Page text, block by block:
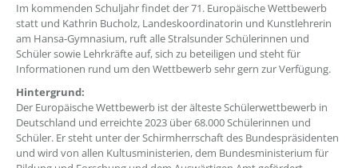
Im kommenden Schuljahr findet der 71. Europäische Wettbewerb
statt und Kathrin Bucholz, Landeskoordinatorin und Kunstlehrerin
am Hansa-Gymnasium, ruft alle Stralsunder Schülerinnen und
Schüler sowie Lehrkräfte auf, sich zu beteiligen und steht für
Informationen rund um den Wettbewerb sehr gern zur Verfügung.
Hintergrund:
Der Europäische Wettbewerb ist der älteste Schülerwettbewerb in
Deutschland und erreichte 2023 über 68.000 Schülerinnen und
Schüler. Er steht unter der Schirmherrschaft des Bundespräsidenten
und wird von allen Kultusministerien, dem Bundesministerium für